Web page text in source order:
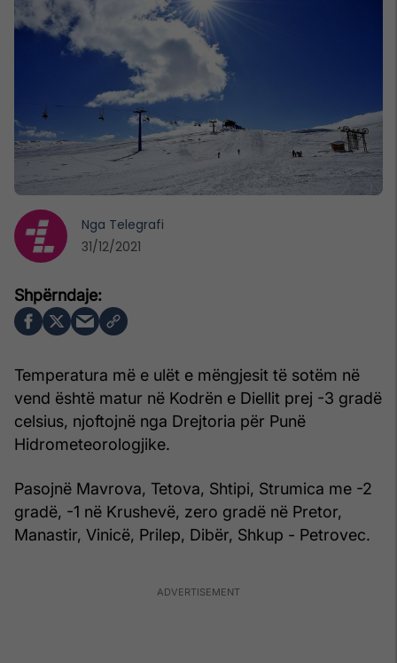
Temperatura më e ulët e mëngjesit të sotëm në
vend është matur në Kodrën e Diellit prej -3 gradë
celsius, njoftojnë nga Drejtoria për Punë
Hidrometeorologjike.
Pasojnë Mavrova, Tetova, Shtipi, Strumica me -2
gradë, -1 në Krushevë, zero gradë në Pretor,
Manastir, Vinicë, Prilep, Dibër, Shkup - Petrovec.
Nga Telegrafi
31/12/2021